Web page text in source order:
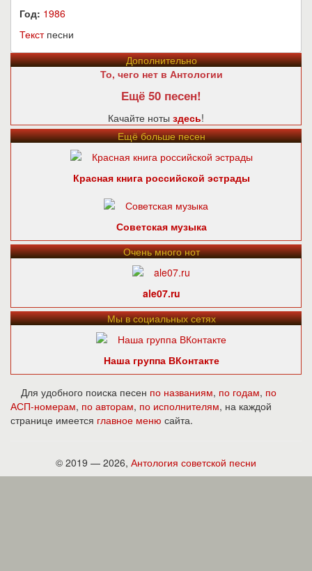
Год: 1986
Текстпесни
Дополнительно
То, чего нет в Антологии
Ещё 50 песен!
Качайте ноты здесь!
Ещё больше песен
Красная книга российской эстрады
Советская музыка
Очень много нот
ale07.ru
Мы в социальных сетях
Наша группа ВКонтакте
Для удобного поиска песен по названиям, по годам, по
АСП-номерам, по авторам, по исполнителям, на каждой
странице имеется главное меню сайта.
© 2019 — 2026, Антология советской песни